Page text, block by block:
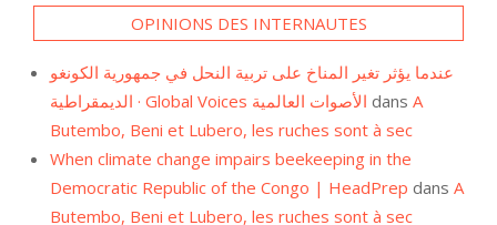
عندما يؤثر تغير المناخ على تربية النحل في جمهورية الكونغو
الديمقراطية · Global Voices الأصوات العالميةdans A
Butembo, Beni et Lubero, les ruches sont à sec
When climate change impairs beekeeping in the
Democratic Republic of the Congo | HeadPrepdans
Butembo, Beni et Lubero, les ruches sont à sec
Enquête exclusive : Le business caché de services de